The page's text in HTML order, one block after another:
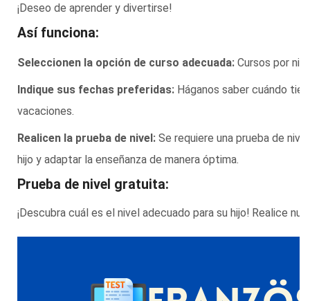
¡Deseo de aprender y divertirse!
Así funciona:
Seleccionen la opción de curso adecuada: Cursos por
Indique sus fechas preferidas: Háganos saber cuándo
vacaciones.
Realicen la prueba de nivel: Se requiere una prueba de
hijo y adaptar la enseñanza de manera óptima.
Prueba de nivel gratuita:
¡Descubra cuál es el nivel adecuado para su hijo! Realice